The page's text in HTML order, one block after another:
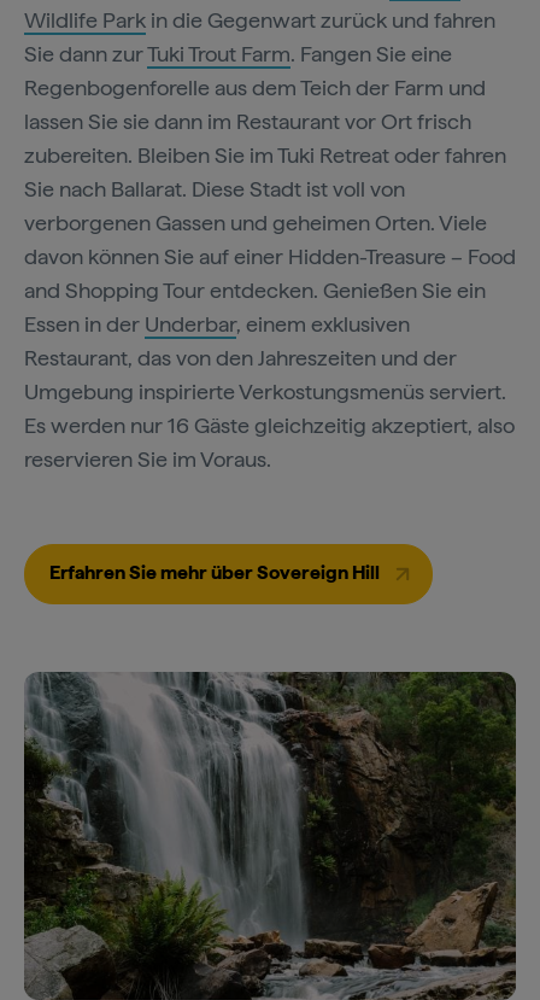
Wildlife Park in die Gegenwart zurück und fahren
Sie dann zurTuki Trout Farm. Fangen Sie eine
Regenbogenforelle aus dem Teich der Farm und
lassen Sie sie dann im Restaurant vor Ort frisch
zubereiten. Bleiben Sie im Tuki Retreat oder fahren
Sie nach Ballarat. Diese Stadt ist voll von
verborgenen Gassen und geheimen Orten. Viele
davon können Sie auf einer Hidden-Treasure – Food
and Shopping Tour entdecken. Genießen Sie ein
Essen in der Underbar, einem exklusiven
Restaurant, das von den Jahreszeiten und der
Umgebung inspirierte Verkostungsmenüs serviert.
Es werden nur 16 Gäste gleichzeitig akzeptiert, also
reservieren Sie im Voraus.
Erfahren Sie mehr über Sovereign Hill